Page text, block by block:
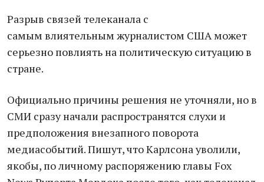
Разрыв связей телеканала с
самым влиятельным журналистом США может
серьезно повлиять на политическую ситуацию в
стране.
Официально причины решения не уточняли, но в
СМИ сразу начали распространятся слухи и
предположения внезапного поворота
медиасобытий. Пишут, что Карлсона уволили,
якобы, по личному распоряжению главы Fox